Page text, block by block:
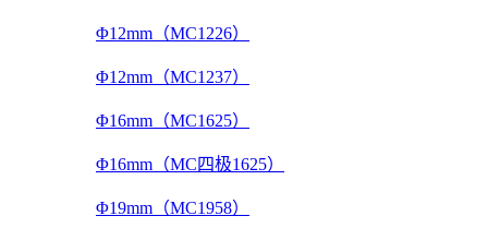
Φ12mm（MC1226）
Φ12mm（MC1237）
Φ16mm（MC1625）
Φ16mm（MC四极1625）
Φ19mm（MC1958）